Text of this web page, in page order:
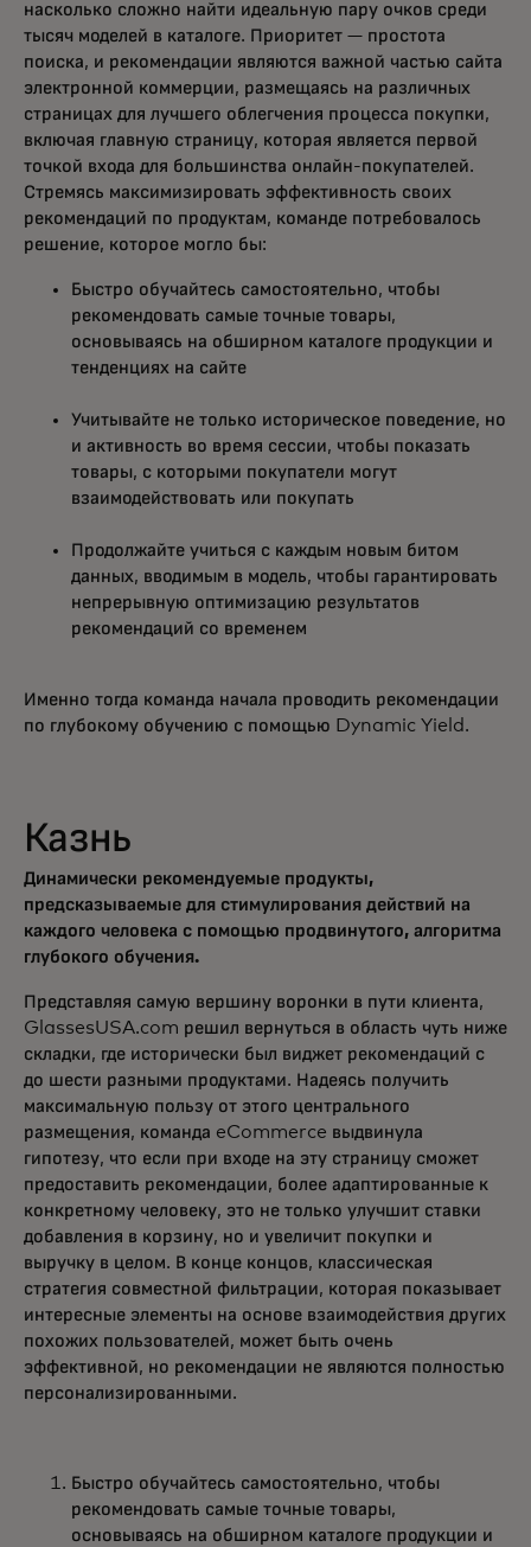
насколько сложно найти идеальную пару очков среди
тысяч моделей в каталоге. Приоритет — простота
поиска, и рекомендации являются важной частью сайта
электронной коммерции, размещаясь на различных
страницах для лучшего облегчения процесса покупки,
включая главную страницу, которая является первой
точкой входа для большинства онлайн-покупателей.
Стремясь максимизировать эффективность своих
рекомендаций по продуктам, команде потребовалось
решение, которое могло бы:
Быстро обучайтесь самостоятельно, чтобы
рекомендовать самые точные товары,
основываясь на обширном каталоге продукции и
тенденциях на сайте
Учитывайте не только историческое поведение, но
и активность во время сессии, чтобы показать
товары, с которыми покупатели могут
взаимодействовать или покупать
Продолжайте учиться с каждым новым битом
данных, вводимым в модель, чтобы гарантировать
непрерывную оптимизацию результатов
рекомендаций со временем
Именно тогда команда начала проводить рекомендации
по глубокому обучению с помощью Dynamic Yield.
Казнь
Динамически рекомендуемые продукты,
предсказываемые для стимулирования действий на
каждого человека с помощью продвинутого, алгоритма
глубокого обучения.
Представляя самую вершину воронки в пути клиента,
GlassesUSA.com решил вернуться в область чуть ниже
складки, где исторически был виджет рекомендаций с
до шести разными продуктами. Надеясь получить
максимальную пользу от этого центрального
размещения, команда eCommerce выдвинула
гипотезу, что если при входе на эту страницу сможет
предоставить рекомендации, более адаптированные к
конкретному человеку, это не только улучшит ставки
добавления в корзину, но и увеличит покупки и
выручку в целом. В конце концов, классическая
стратегия совместной фильтрации, которая показывает
интересные элементы на основе взаимодействия других
похожих пользователей, может быть очень
эффективной, но рекомендации не являются полностью
персонализированными.
Быстро обучайтесь самостоятельно, чтобы
рекомендовать самые точные товары,
основываясь на обширном каталоге продукции и